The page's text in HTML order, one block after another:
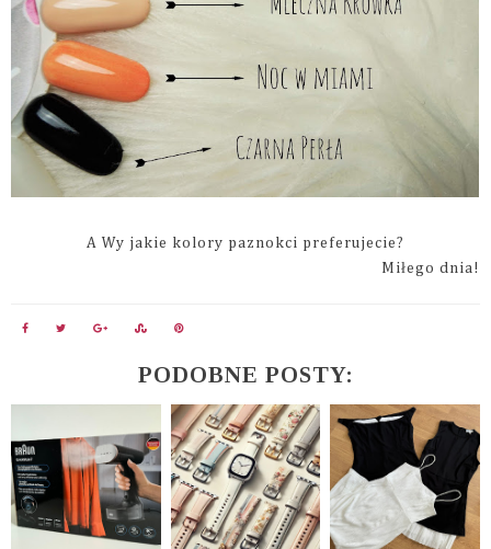
A Wy jakie kolory paznokci preferujecie?
Miłego dnia!
PODOBNE POSTY: